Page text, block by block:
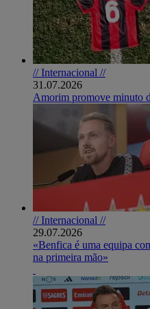
// Internacional //
31.07.2026
Amorim promove minuto
// Internacional //
29.07.2026
«Benfica é uma equipa
na primeira mão»